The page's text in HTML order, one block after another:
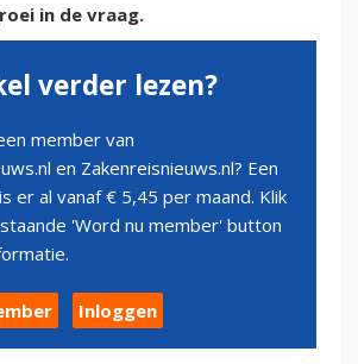
in de vraag.
verder lezen?
member van
en Zakenreisnieuws.nl? Een
er al vanaf € 5,45 per maand. Klik
'Word nu member' button
Inloggen